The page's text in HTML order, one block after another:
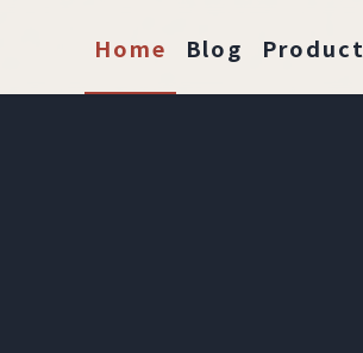
Home Blog Product